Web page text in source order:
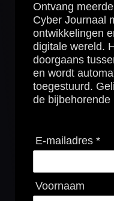
Ontvang
Cyber Journaal
ontwikkelingen
digitale wereld.
doorgaans
en wordt
toegestuurd.
de bijbehorende
E-mailadres *
Voornaam